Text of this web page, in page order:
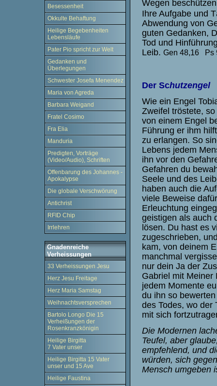
Besessenheit
Okkulte Behaftung
Heilige Begebenheiten
Lebensläufe
Pater Pio spricht zur Welt
Gedanken und
Überlegungen
Schwester Josefa Menendez
Maria von Agreda
Barbara Weigand
Fratel Cosimo
Fra Elia
Manduria
Predigten, Vorträge
(Video/Audio), Schriften
Offenbarung des Johannes -
Apokalypse
Die globale Verschwörung
Antichrist
RFID Chip
Irrlehren
Gnadenreiche
Verheissungen
33 Verheissungen Jesu
Herz Jesu Freitage
Herz Maria Samstag
Weihnachtsversprechen
Bartolo Longo Die 15
Verheißungen der
Rosenkranzkönigin
Heilige Birgitta
7 Vater unser
Heilige Birgitta 15 Vater
unser und 15 Ave
Heilige Faustina
Wegen
Ihre Aufgabe und
Abwendung von
guten Gedanken,
Tod und
Leib. Gen 48,16 Ps
Der Schutzengel
Wie ein Engel
Zweifel tröstete,
von einem Engel
Führung er ihm
zu erlangen. So
Lebens jedem
ihn vor den
Gefahren du
Seele und des
haben auch die
viele Beweise
Erleuchtung
geistigen als auch
lösen. Du hast es
zugeschrieben,
kam, von deinem
manchmal
nur dein Ja der
Gabriel mit Meiner
jedem Momente
du ihn so
des Todes, wo der
mit sich
Die Modernen
Teufel, aber
empfehlend, und
würden, sich
Mensch umgeben